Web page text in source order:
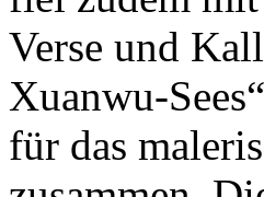
Verse und
Xuanwu-
für das